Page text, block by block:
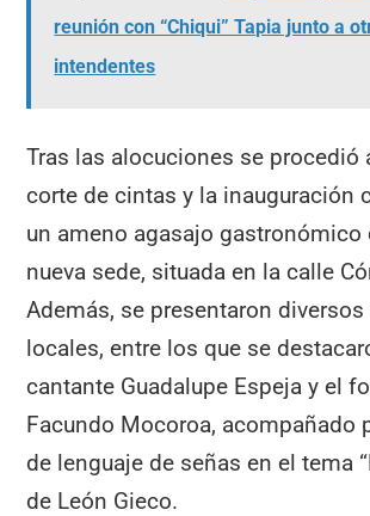
reunión con “Chiqui” Tapia junto a
intendentes
Tras las alocuciones se procedió
corte de cintas y la inauguración
un ameno agasajo gastronómico
nueva sede, situada en la calle
Además, se presentaron
locales, entre los que se
cantante Guadalupe Espeja y el
Facundo Mocoroa, acompañado
de lenguaje de señas en el tema
de León Gieco.